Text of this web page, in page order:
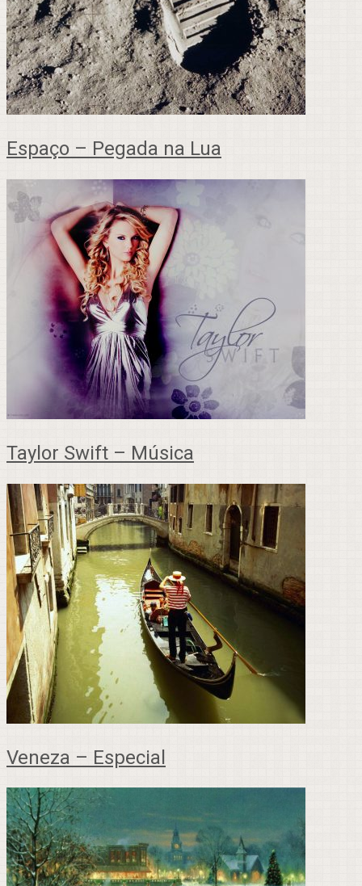
Espaço – Pegada na Lua
Taylor Swift – Música
Veneza – Especial